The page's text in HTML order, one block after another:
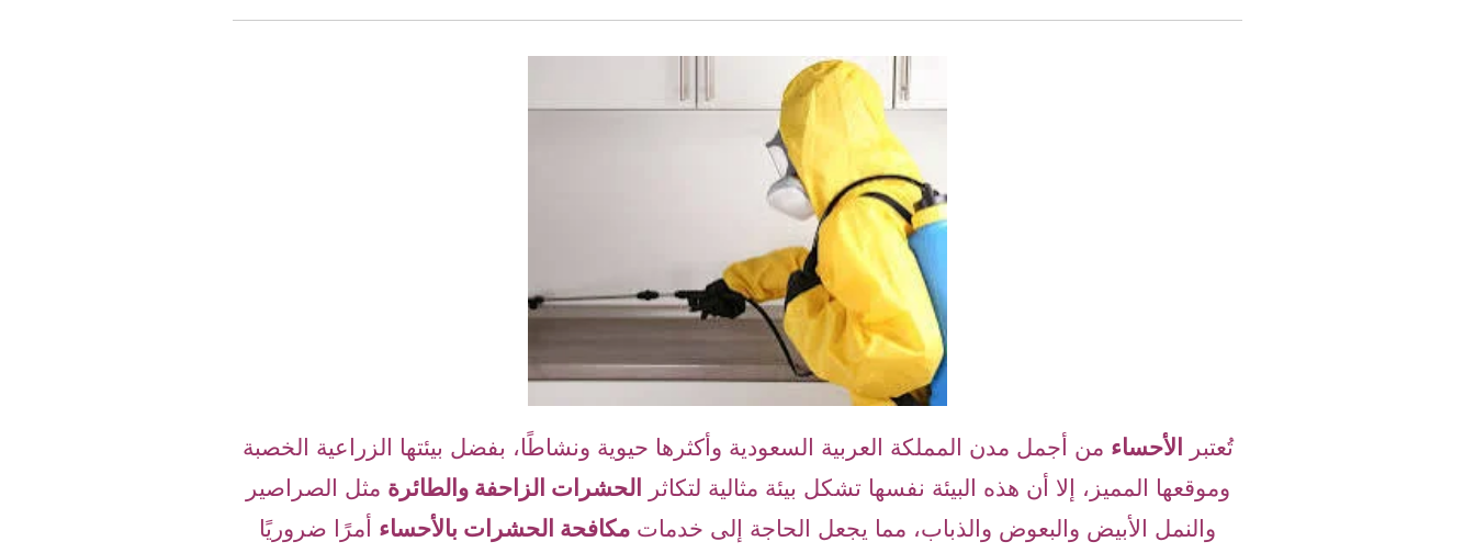
تُعتبر الأحساء من أجمل مدن المملكة العربية السعودية وأكثرها حيوية ونشاطًا، بفضل بيئتها الزراعية الخصبة
وموقعها المميز، إلا أن هذه البيئة نفسها تشكل بيئة مثالية لتكاثر الحشرات الزاحفة والطائرة مثل الصراصير
والنمل الأبيض والبعوض والذباب، مما يجعل الحاجة إلى خدمات مكافحة الحشرات بالأحساء أمرًا ضروريًا